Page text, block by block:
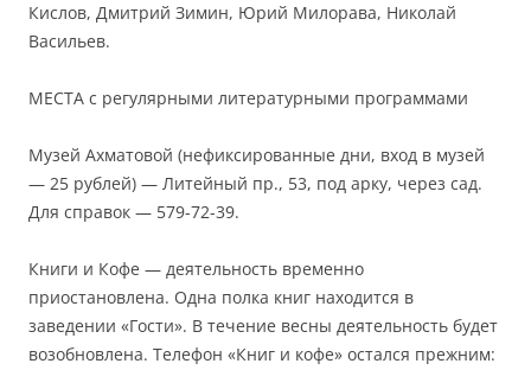
Кислов, Дмитрий Зимин, Юрий Милорава, Николай
Васильев.
МЕСТА с регулярными литературными программами
Музей Ахматовой (нефиксированные дни, вход в музей
— 25 рублей) — Литейный пр., 53, под арку, через сад.
Для справок — 579-72-39.
Книги и Кофе — деятельность временно
приостановлена. Одна полка книг находится в
заведении «Гости». В течение весны деятельность будет
возобновлена. Телефон «Книг и кофе» остался прежним: